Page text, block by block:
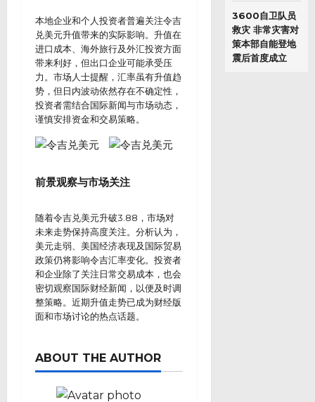
本地企业和个人投资者普遍关注令吉
兑美元升值带来的实际影响。升值在
进口成本、海外旅行及外汇投资方面
带来利好，但出口企业可能承受压
力。市场人士提醒，汇率虽有升值趋
势，但日内波动依然存在不确定性，
投资者需结合国际新闻与市场动态，
谨慎安排资金和交易策略。
前景观察与市场关注
随着令吉兑美元升破3.88，市场对
未来走势保持高度关注。分析认为，
美元走弱、美国经济表现及国际贸易
政策仍将影响令吉汇率变化。投资者
和企业除了关注日常交易成本，也会
密切观察国际财经新闻，以便及时调
整策略。近期升值走势已成为财经版
面和市场讨论的热点话题。
ABOUT THE AUTHOR
3600自卫队员
救灾 非常灾害对
策本部自能登地
震后首度成立